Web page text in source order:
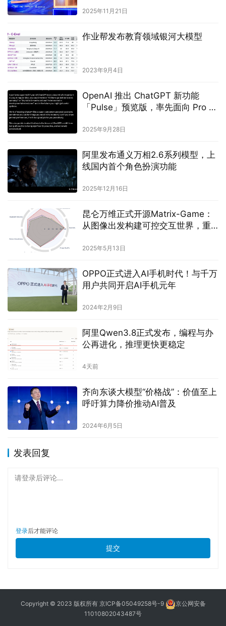
2025年11月21日
作业帮发布教育领域银河大模型
2023年9月4日
OpenAI 推出 ChatGPT 新功能
「Pulse」预览版，率先面向 Pro 用
2025年9月28日
阿里发布通义万相2.6系列模型，上
线国内首个角色扮演功能
2025年12月16日
昆仑万维正式开源Matrix-Game：
从图像出发构建可控交互世界，重
2025年5月13日
OPPO正式进入AI手机时代！与千万
用户共同开启AI手机元年
2024年2月9日
阿里Qwen3.8正式发布，编程与办
公再进化，推理更快更稳定
4天前
齐向东谈大模型“价格战”：价值至上
呼吁算力降价推动AI普及
2024年6月5日
发表回复
请登录后评论...
登录后才能评论
提交
Copyright © 2023 版权所有 京ICP备05049258号-9
京公网安备
11010802043487号